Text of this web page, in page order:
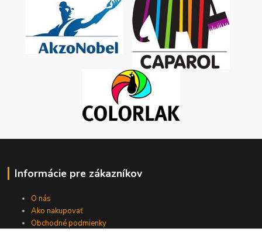
Informácie pre zákazníkov
O nás
Ako nakupovať
Obchodné podmienky